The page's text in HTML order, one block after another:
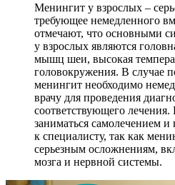
Менингит у взрослых –
требующее немедленного
отмечают, что основными
у взрослых являются
мышц шеи, высокая
головокружения. В случае
менингит необходимо
врачу для проведения
соответствующего
заниматься самолечением и
к специалисту, так как
серьезным осложнениям,
мозга и нервной системы.